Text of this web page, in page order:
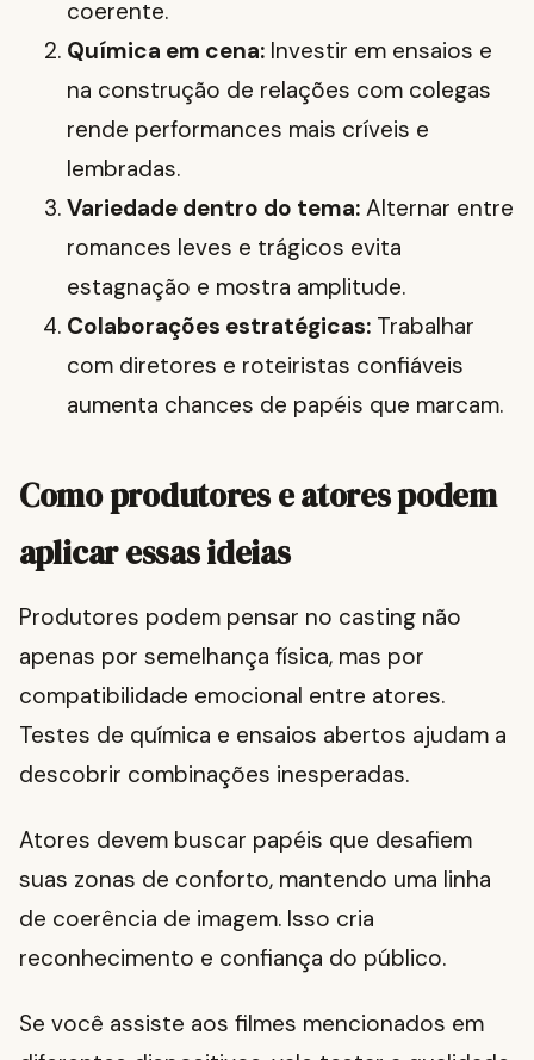
coerente.
Química em cena: Investir em ensaios e
na construção de relações com colegas
rende performances mais críveis e
lembradas.
Variedade dentro do tema: Alternar entre
romances leves e trágicos evita
estagnação e mostra amplitude.
Colaborações estratégicas: Trabalhar
com diretores e roteiristas confiáveis
aumenta chances de papéis que marcam.
Como produtores e atores podem
aplicar essas ideias
Produtores podem pensar no casting não
apenas por semelhança física, mas por
compatibilidade emocional entre atores.
Testes de química e ensaios abertos ajudam a
descobrir combinações inesperadas.
Atores devem buscar papéis que desafiem
suas zonas de conforto, mantendo uma linha
de coerência de imagem. Isso cria
reconhecimento e confiança do público.
Se você assiste aos filmes mencionados em